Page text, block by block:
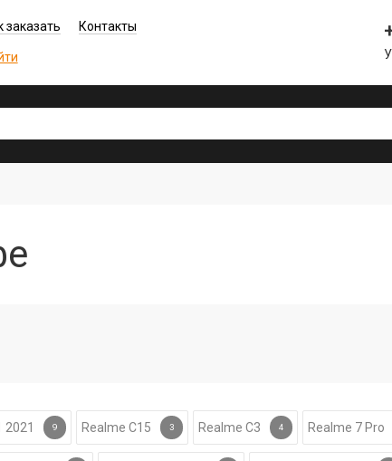
заказать Контакты
2021 9 Realme C15 3 Realme C3 4 Realme 7 Pro